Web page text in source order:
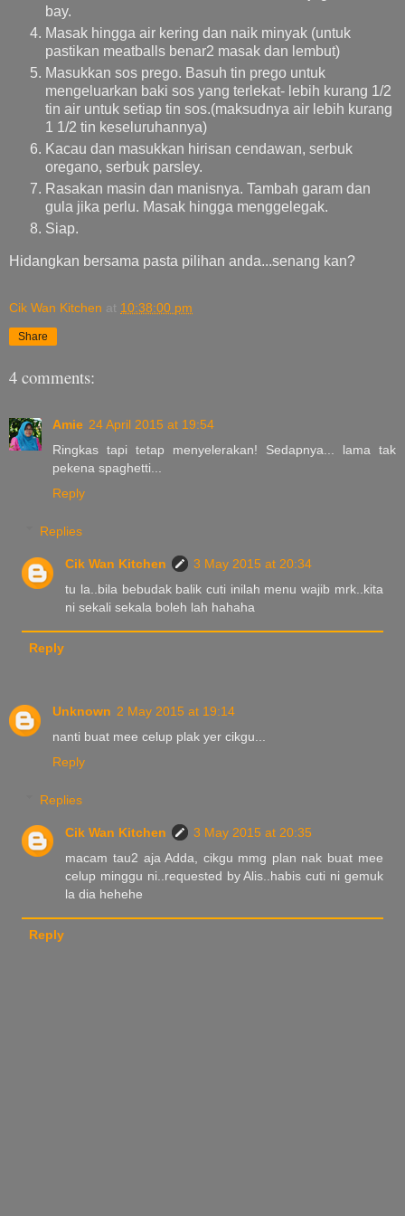
bay.
Masak hingga air kering dan naik minyak (untuk
pastikan meatballs benar2 masak dan lembut)
Masukkan sos prego. Basuh tin prego untuk
mengeluarkan baki sos yang terlekat- lebih kurang 1/2
tin air untuk setiap tin sos.(maksudnya air lebih kurang
1 1/2 tin keseluruhannya)
Kacau dan masukkan hirisan cendawan, serbuk
oregano, serbuk parsley.
Rasakan masin dan manisnya. Tambah garam dan
gula jika perlu. Masak hingga menggelegak.
Siap.
Hidangkan bersama pasta pilihan anda...senang kan?
Cik Wan Kitchen at 10:38:00 pm
Share
4 comments:
Amie 24 April 2015 at 19:54
Ringkas tapi tetap menyelerakan! Sedapnya... lama tak
pekena spaghetti...
Reply
Replies
Cik Wan Kitchen
3 May 2015 at 20:34
tu la..bila bebudak balik cuti inilah menu wajib mrk..kita
ni sekali sekala boleh lah hahaha
Reply
Unknown 2 May 2015 at 19:14
nanti buat mee celup plak yer cikgu...
Reply
Replies
Cik Wan Kitchen
3 May 2015 at 20:35
macam tau2 aja Adda, cikgu mmg plan nak buat mee
celup minggu ni..requested by Alis..habis cuti ni gemuk
la dia hehehe
Reply